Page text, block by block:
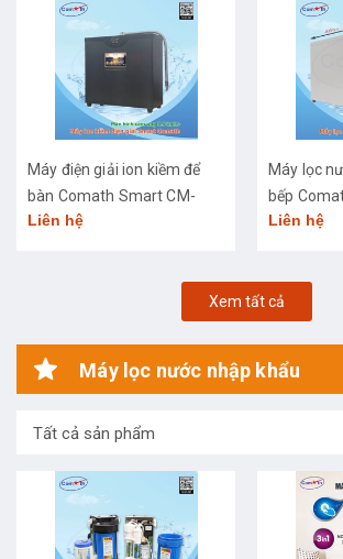
Máy điện giải ion kiềm để
bàn Comath Smart CM-
3668
Liên hệ
Máy lọc
bếp
Liên hệ
Xem tất cả
Máy lọc nước nhập khẩu
Tất cả sản phẩm